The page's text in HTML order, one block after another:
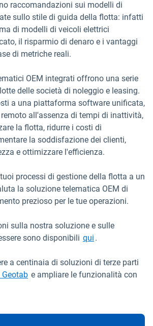
raccomandazioni sui modelli di
sullo stile di guida della flotta: infatti
di modelli di veicoli elettrici
il risparmio di denaro e i vantaggi
di metriche reali.
OEM integrati offrono una serie
delle società di noleggio e leasing.
a una piattaforma software unificata,
all'assenza di tempi di inattività,
la flotta, ridurre i costi di
la soddisfazione dei clienti,
e ottimizzare l'efficienza.
processi di gestione della flotta a un
la soluzione telematica OEM di
prezioso per le tue operazioni.
sulla nostra soluzione e sulle
sono disponibili qui .
a centinaia di soluzioni di terze parti
Apri in una nuova finestra
e ampliare le funzionalità con